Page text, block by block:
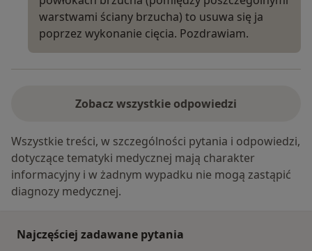
warstwami ściany brzucha) to usuwa się ja
poprzez wykonanie cięcia. Pozdrawiam.
Zobacz wszystkie odpowiedzi
Wszystkie treści, w szczególności pytania i odpowiedzi,
dotyczące tematyki medycznej mają charakter
informacyjny i w żadnym wypadku nie mogą zastąpić
diagnozy medycznej.
Najczęściej zadawane pytania